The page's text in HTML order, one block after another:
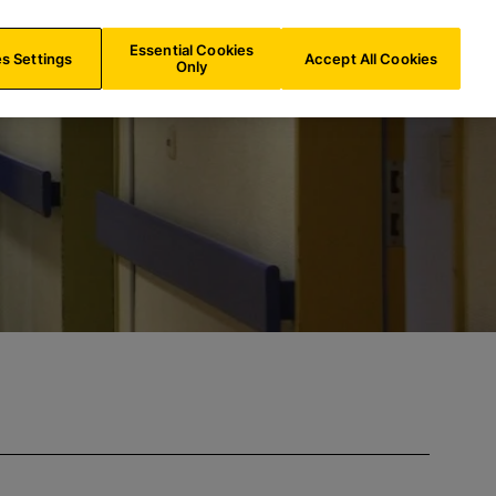
DE/DE
Settings
Essential Cookies
Only
Accept All Cookies